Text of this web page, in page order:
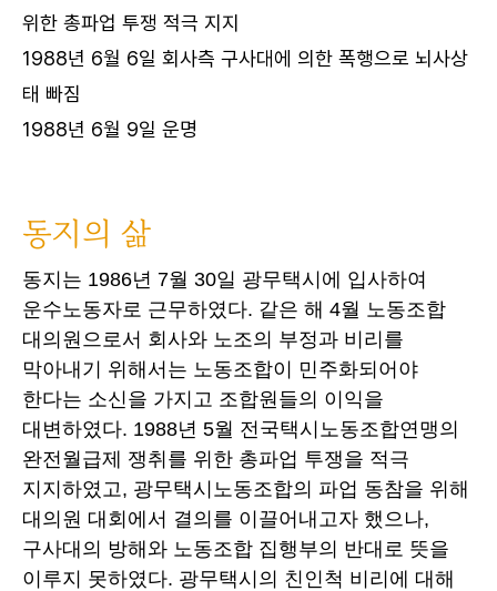
위한 총파업 투쟁 적극 지지
1988년 6월 6일 회사측 구사대에 의한 폭행으로 뇌사상
태 빠짐
1988년 6월 9일 운명
동지의 삶
동지는 1986년 7월 30일 광무택시에 입사하여
운수노동자로 근무하였다. 같은 해 4월 노동조합
대의원으로서 회사와 노조의 부정과 비리를
막아내기 위해서는 노동조합이 민주화되어야
한다는 소신을 가지고 조합원들의 이익을
대변하였다. 1988년 5월 전국택시노동조합연맹의
완전월급제 쟁취를 위한 총파업 투쟁을 적극
지지하였고, 광무택시노동조합의 파업 동참을 위해
대의원 대회에서 결의를 이끌어내고자 했으나,
구사대의 방해와 노동조합 집행부의 반대로 뜻을
이루지 못하였다. 광무택시의 친인척 비리에 대해